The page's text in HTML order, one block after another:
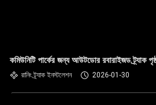
কমিউনিটি পার্কের জন্য আউটডোর রবারাইজড ট্র্যাক
রানিং ট্র্যাক ইনস্টলেশন 2026-01-30